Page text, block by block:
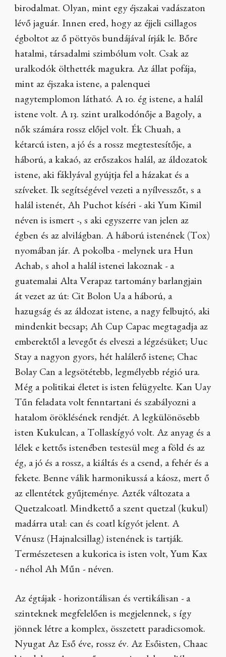
birodalmat. Olyan, mint egy éjszakai vadászaton
lévő jaguár. Innen ered, hogy az éjjeli csillagos
égboltot az ő pöttyös bundájával írják le. Bőre
hatalmi, társadalmi szimbólum volt. Csak az
uralkodók ölthették magukra. Az állat pofája,
mint az éjszaka istene, a palenquei
nagytemplomon látható. A 10. ég istene, a halál
istene volt. A 13. szint uralkodónője a Bagoly, a
nők számára rossz előjel volt. Ék Chuah, a
kétarcú isten, a jó és a rossz megtestesítője, a
háború, a kakaó, az erőszakos halál, az áldozatok
istene, aki fáklyával gyújtja fel a házakat és a
szíveket. Ik segítségével vezeti a nyílvesszőt, s a
halál istenét, Ah Puchot kíséri - aki Yum Kimil
néven is ismert -, s aki egyszerre van jelen az
égben és az alvilágban. A háború istenének (Tox)
nyomában jár. A pokolba - melynek ura Hun
Achab, s ahol a halál istenei lakoznak - a
guatemalai Alta Verapaz tartomány barlangjain
át vezet az út: Cit Bolon Ua a háború, a
hazugság és az áldozat istene, a nagy felbujtó, aki
mindenkit becsap; Ah Cup Capac megtagadja az
emberektől a levegőt és elveszi a légzésüket; Uuc
Stay a nagyon gyors, hét halálerő istene; Chac
Bolay Can a legsötétebb, legmélyebb régió ura.
Még a politikai életet is isten felügyelte. Kan Uay
Tűn feladata volt fenntartani és szabályozni a
hatalom öröklésének rendjét. A legkülönösebb
isten Kukulcan, a Tollaskígyó volt. Az anyag és a
lélek e kettős istenében testesül meg a föld és az
ég, a jó és a rossz, a kiáltás és a csend, a fehér és a
fekete. Benne válik harmonikussá a káosz, mert ő
az ellentétek gyűjteménye. Azték változata a
Quetzalcoatl. Mindkettő a szent quetzal (kukul)
madárra utal: can és coatl kígyót jelent. A
Vénusz (Hajnalcsillag) istenének is tartják.
Természetesen a kukorica is isten volt, Yum Kax
- néhol Ah Műn - néven.
Az égtájak - horizontálisan és vertikálisan - a
szinteknek megfelelően is megjelennek, s így
jönnek létre a komplex, összetett paradicsomok.
Nyugat Az Eső éve, rossz év. Az Esőisten, Chaac